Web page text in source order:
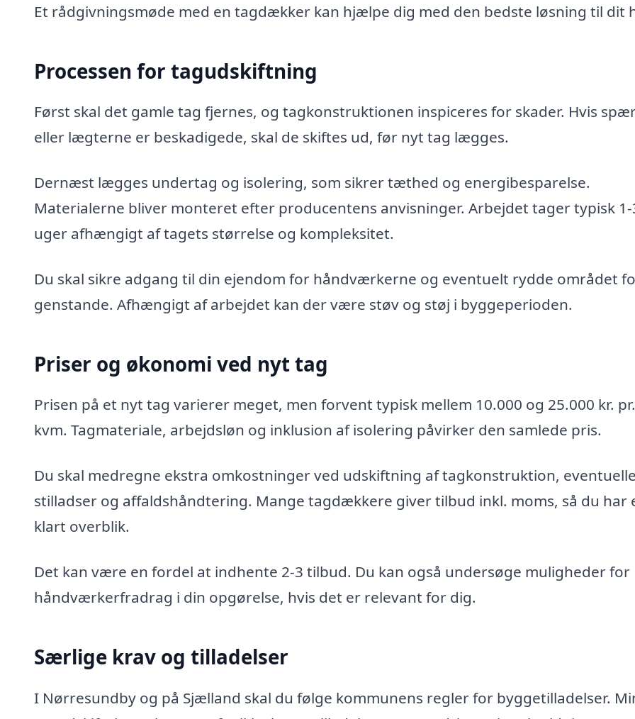
Et rådgivningsmøde med en tagdækker kan hjælpe dig med den bedste løsning til dit
Processen for tagudskiftning
Først skal det gamle tag fjernes, og tagkonstruktionen inspiceres for skader. Hvis
eller lægterne er beskadigede, skal de skiftes ud, før nyt tag lægges.
Dernæst lægges undertag og isolering, som sikrer tæthed og energibesparelse.
Materialerne bliver monteret efter producentens anvisninger. Arbejdet tager typisk 1-
uger afhængigt af tagets størrelse og kompleksitet.
Du skal sikre adgang til din ejendom for håndværkerne og eventuelt rydde området
genstande. Afhængigt af arbejdet kan der være støv og støj i byggeperioden.
Priser og økonomi ved nyt tag
Prisen på et nyt tag varierer meget, men forvent typisk mellem 10.000 og 25.000 kr.
kvm. Tagmateriale, arbejdsløn og inklusion af isolering påvirker den samlede pris.
Du skal medregne ekstra omkostninger ved udskiftning af tagkonstruktion, eventuelle
stilladser og affaldshåndtering. Mange tagdækkere giver tilbud inkl. moms, så du har
klart overblik.
Det kan være en fordel at indhente 2-3 tilbud. Du kan også undersøge muligheder for
håndværkerfradrag i din opgørelse, hvis det er relevant for dig.
Særlige krav og tilladelser
I Nørresundby og på Sjælland skal du følge kommunens regler for byggetilladelser.